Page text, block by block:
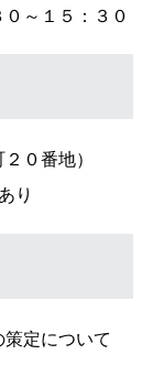
～１５：３０
０番地）
り
定について